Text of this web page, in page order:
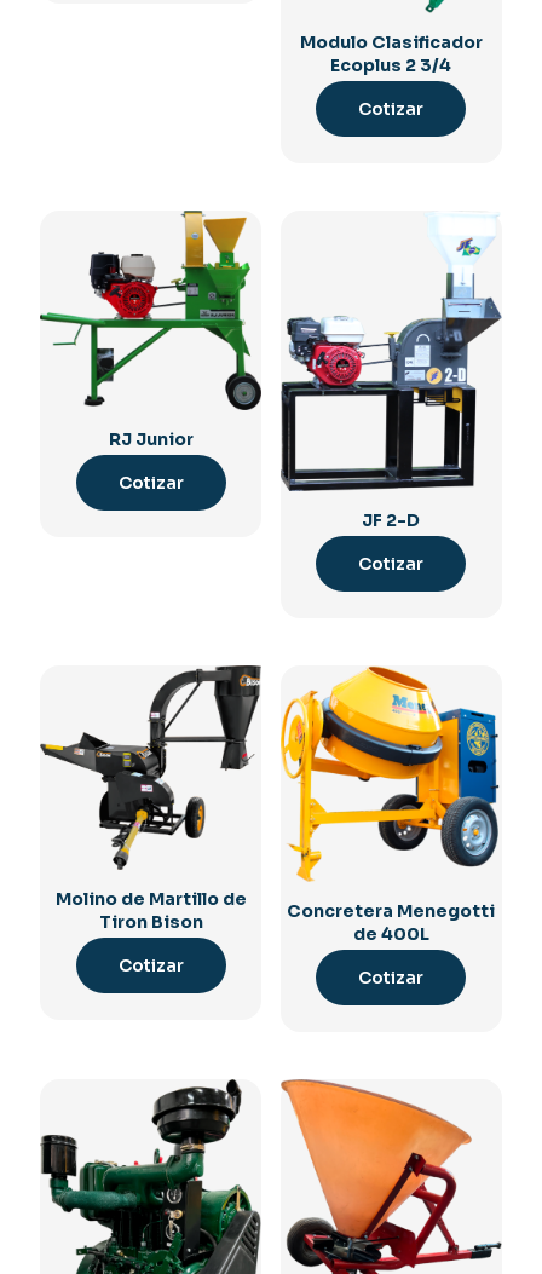
Modulo Clasificador
Ecoplus 2 3/4
Cotizar
RJ Junior
Cotizar
JF 2-D
Cotizar
Molino de Martillo de
Tiron Bison
Cotizar
Concretera Menegotti
de 400L
Cotizar